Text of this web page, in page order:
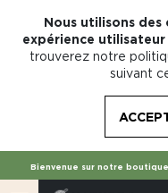
Nous utilisons
expérience
trouverez notre
suivant
Bienvenue sur notre